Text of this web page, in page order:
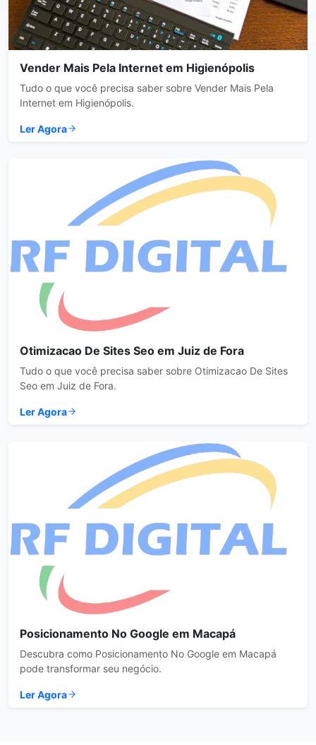
Vender Mais Pela Internet em Higienópolis
Tudo o que você precisa saber sobre Vender Mais Pela
Internet em Higienópolis.
Ler Agora
Otimizacao De Sites Seo em Juiz de Fora
Tudo o que você precisa saber sobre Otimizacao De Sites
Seo em Juiz de Fora.
Ler Agora
Posicionamento No Google em Macapá
Descubra como Posicionamento No Google em Macapá
pode transformar seu negócio.
Ler Agora